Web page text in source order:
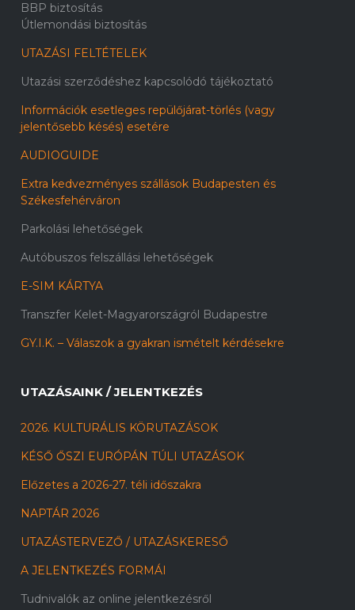
BBP biztosítás
Útlemondási biztosítás
UTAZÁSI FELTÉTELEK
Utazási szerződéshez kapcsolódó tájékoztató
Információk esetleges repülőjárat-törlés (vagy
jelentősebb késés) esetére
AUDIOGUIDE
Extra kedvezményes szállások Budapesten és
Székesfehérváron
Parkolási lehetőségek
Autóbuszos felszállási lehetőségek
E-SIM KÁRTYA
Transzfer Kelet-Magyarországról Budapestre
GY.I.K. – Válaszok a gyakran ismételt kérdésekre
UTAZÁSAINK / JELENTKEZÉS
2026. KULTURÁLIS KÖRUTAZÁSOK
KÉSŐ ŐSZI EURÓPÁN TÚLI UTAZÁSOK
Előzetes a 2026-27. téli időszakra
NAPTÁR 2026
UTAZÁSTERVEZŐ / UTAZÁSKERESŐ
A JELENTKEZÉS FORMÁI
Tudnivalók az online jelentkezésről